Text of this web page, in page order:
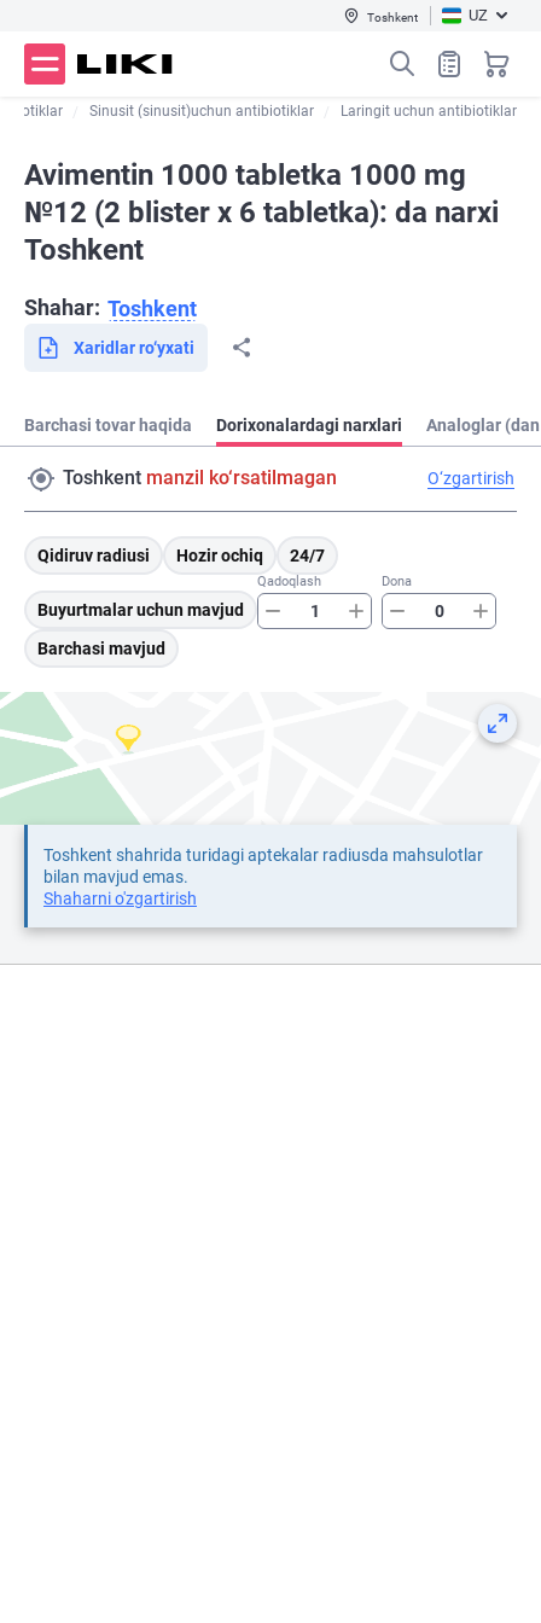
Toshkent UZ
Sinusit (sinusit)uchun antibiotiklar Laringit uchun antibiotiklar
Avimentin 1000 tabletka 1000 mg
№12 (2 blister х 6 tabletka): da narxi
Toshkent
Shahar: Toshkent
Xaridlar ro‘yxati
Barchasi tovar haqida Dorixonalardagi narxlari Analoglar
Toshkent manzil ko‘rsatilmagan O‘zgartirish
Qidiruv radiusi Hozir ochiq 24/7
Buyurtmalar uchun mavjud
Qadoqlash Dona
Barchasi mavjud
Toshkent shahrida turidagi aptekalar radiusda mahsulotlar
bilan mavjud emas.
Shaharni o'zgartirish